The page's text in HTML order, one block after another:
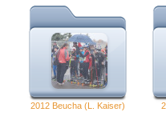
2012 Beucha (L. Kaiser)